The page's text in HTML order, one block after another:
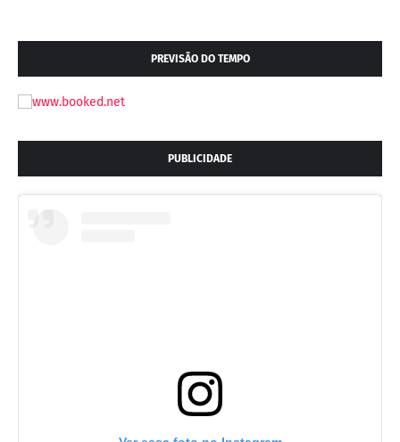
PREVISÃO DO TEMPO
PUBLICIDADE